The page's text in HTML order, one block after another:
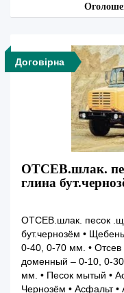
Договірна
ОТСЕВ.шлак.
глина
ОТСЕВ.шлак. песок
бут.чернозём •
0-40, 0-70 мм. •
доменный – 0-10, 0-
мм. • Песок мытый •
Чернозём • Асфальт •